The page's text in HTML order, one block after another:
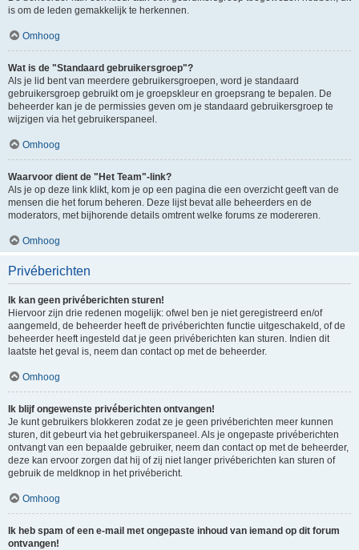
is om de leden gemakkelijk te herkennen.
Omhoog
Wat is de "Standaard gebruikersgroep"?
Als je lid bent van meerdere gebruikersgroepen, word je standaard
gebruikersgroep gebruikt om je groepskleur en groepsrang te bepalen. De
beheerder kan je de permissies geven om je standaard gebruikersgroep te
wijzigen via het gebruikerspaneel.
Omhoog
Waarvoor dient de "Het Team"-link?
Als je op deze link klikt, kom je op een pagina die een overzicht geeft van de
mensen die het forum beheren. Deze lijst bevat alle beheerders en de
moderators, met bijhorende details omtrent welke forums ze modereren.
Omhoog
Privéberichten
Ik kan geen privéberichten sturen!
Hiervoor zijn drie redenen mogelijk: ofwel ben je niet geregistreerd en/of
aangemeld, de beheerder heeft de privéberichten functie uitgeschakeld, of de
beheerder heeft ingesteld dat je geen privéberichten kan sturen. Indien dit
laatste het geval is, neem dan contact op met de beheerder.
Omhoog
Ik blijf ongewenste privéberichten ontvangen!
Je kunt gebruikers blokkeren zodat ze je geen privéberichten meer kunnen
sturen, dit gebeurt via het gebruikerspaneel. Als je ongepaste privéberichten
ontvangt van een bepaalde gebruiker, neem dan contact op met de beheerder,
deze kan ervoor zorgen dat hij of zij niet langer privéberichten kan sturen of
gebruik de meldknop in het privébericht.
Omhoog
Ik heb spam of een e-mail met ongepaste inhoud van iemand op dit forum
ontvangen!